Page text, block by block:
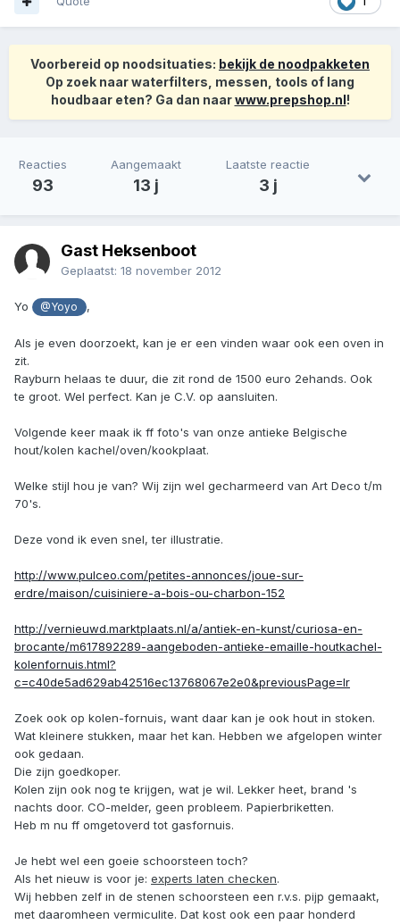
Voorbereid op noodsituaties: bekijk de noodpakketen
Op zoek naar waterfilters, messen, tools of lang
houdbaar eten? Ga dan naarwww.prepshop.nl!
Reacties
93
Aangemaakt
13 j
Laatste reactie
3 j
Gast Heksenboot
Geplaatst: 18 november 2012
Yo @Yoyo ,
Als je even doorzoekt, kan je er een vinden waar ook een oven in
zit.
Rayburn helaas te duur, die zit rond de 1500 euro 2ehands. Ook
te groot. Wel perfect. Kan je C.V. op aansluiten.
Volgende keer maak ik ff foto's van onze antieke Belgische
hout/kolen kachel/oven/kookplaat.
Welke stijl hou je van? Wij zijn wel gecharmeerd van Art Deco t/m
70's.
Deze vond ik even snel, ter illustratie.
http://www.pulceo.com/petites-annonces/joue-sur-
erdre/maison/cuisiniere-a-bois-ou-charbon-152
http://vernieuwd.marktplaats.nl/a/antiek-en-kunst/curiosa-en-
brocante/m617892289-aangeboden-antieke-emaille-houtkachel-
kolenfornuis.html?
c=c40de5ad629ab42516ec13768067e2e0&previousPage=lr
Zoek ook op kolen-fornuis, want daar kan je ook hout in stoken.
Wat kleinere stukken, maar het kan. Hebben we afgelopen winter
ook gedaan.
Die zijn goedkoper.
Kolen zijn ook nog te krijgen, wat je wil. Lekker heet, brand 's
nachts door. CO-melder, geen probleem. Papierbriketten.
Heb m nu ff omgetoverd tot gasfornuis.
Je hebt wel een goeie schoorsteen toch?
Als het nieuw is voor je: experts laten checken.
Wij hebben zelf in de stenen schoorsteen een r.v.s. pijp gemaakt,
met daaromheen vermiculite. Dat kost ook een paar honderd